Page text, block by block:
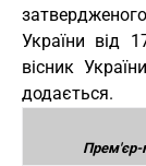
України від
вісник
додається.
Прем'єр-